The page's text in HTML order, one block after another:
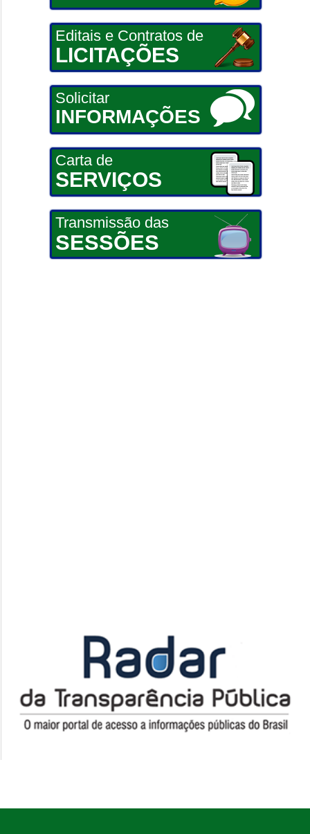
Editais e Contratos de
LICITAÇÕES
Solicitar
INFORMAÇÕES
Carta de
SERVIÇOS
Transmissão das
SESSÕES